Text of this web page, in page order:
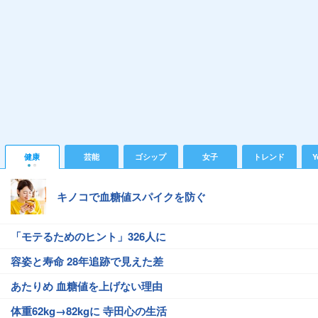
健康 芸能 ゴシップ 女子 トレンド
キノコで血糖値スパイクを防ぐ
「モテるためのヒント」326人に
容姿と寿命 28年追跡で見えた差
あたりめ 血糖値を上げない理由
体重62kg→82kgに 寺田心の生活